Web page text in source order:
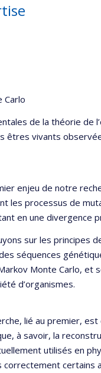
Carlo
de la théorie de
êtres vivants
enjeu de notre
les processus de
en une
sur les principes
séquences
Monte Carlo,
d’organismes.
lié au premier,
à savoir, la
utilisés en
correctement